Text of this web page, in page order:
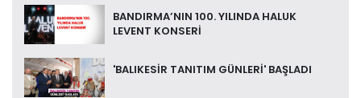
BANDIRMA’NIN 100. YILINDA HALUK
LEVENT KONSERİ
'BALIKESİR TANITIM GÜNLERİ' BAŞLADI